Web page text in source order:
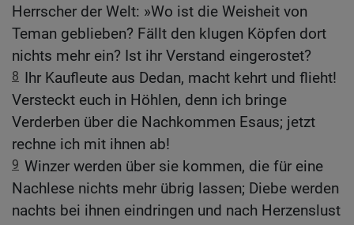
Herrscher der Welt: »Wo ist die Weisheit von
Teman geblieben? Fällt den klugen Köpfen dort
nichts mehr ein? Ist ihr Verstand eingerostet?
8 Ihr Kaufleute aus Dedan, macht kehrt und flieht!
Versteckt euch in Höhlen, denn ich bringe
Verderben über die Nachkommen Esaus; jetzt
rechne ich mit ihnen ab!
9 Winzer werden über sie kommen, die für eine
Nachlese nichts mehr übrig lassen; Diebe werden
nachts bei ihnen eindringen und nach Herzenslust